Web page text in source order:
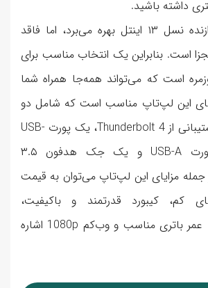
داشته باشید.
این لپ‌تاپ از پردازنده نسل ۱۳ اینتل بهره می‌برد، اما فاقد
است. بنابراین یک انتخاب مناسب برای
است که می‌تواند همه‌جا همراه شما
این لپ‌تاپ مناسب است که شامل دو
پورت USB-C با پشتیبانی از Thunderbolt 4، یک پورت USB-
C Gen2، یک پورت USB-A و یک جک هدفون ۳.۵
مزایای این لپ‌تاپ می‌توان به قیمت
کم، کیبورد قدرتمند و باکیفیت،
اسپیکرهای استریو، عمر باتری مناسب و وب‌کم 1080p اشاره